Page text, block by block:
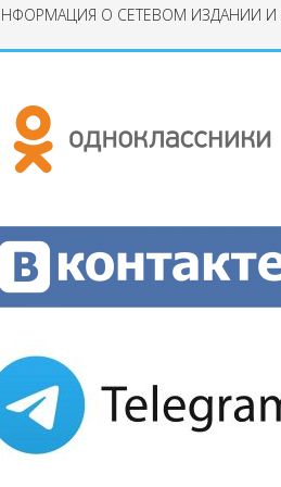
О СЕТЕВОМ ИЗДАНИИ И